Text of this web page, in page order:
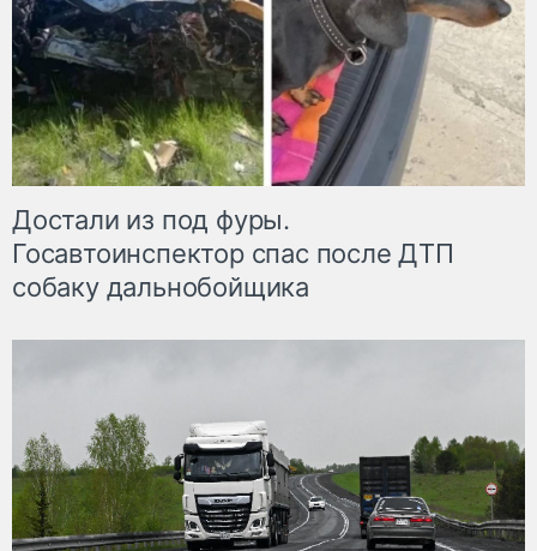
Достали из под фуры.
Госавтоинспектор спас после ДТП
собаку дальнобойщика